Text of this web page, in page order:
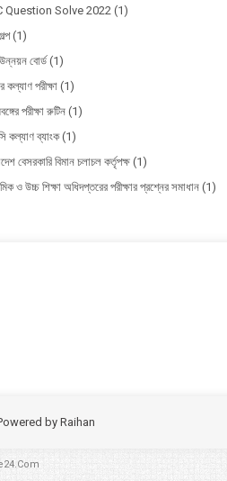
Question Solve 2022 (1)
(1)
বোর্ড(1)
কল্যাণ পরীক্ষা(1)
পরীক্ষা রুটিন (1)
কল্যাণ ব্যাংক (1)
বেসরকারি বিমান চলাচল কর্তৃপক্ষ(1)
ও উচ্চ শিক্ষা অধিদপ্তরের পরীক্ষার প্রশ্নের সমাধান (1)
by Raihan